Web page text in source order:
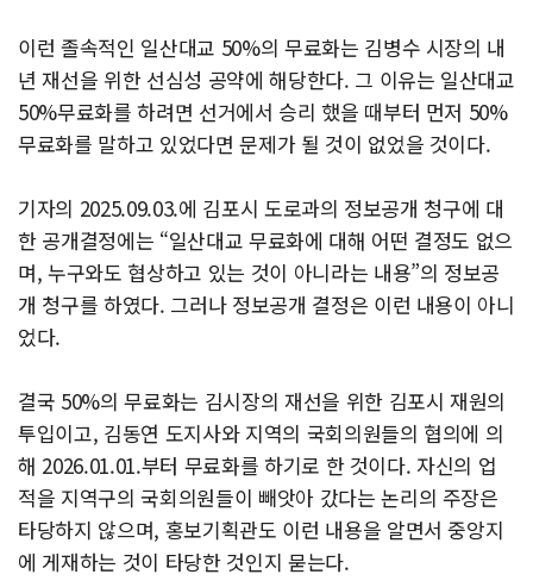
이런 졸속적인 일산대교 50%의 무료화는 김병수 시장의 내
년 재선을 위한 선심성 공약에 해당한다. 그 이유는 일산대교
50%무료화를 하려면 선거에서 승리 했을 때부터 먼저 50%
무료화를 말하고 있었다면 문제가 될 것이 없었을 것이다.
기자의 2025.09.03.에 김포시 도로과의 정보공개 청구에 대
한 공개결정에는 “일산대교 무료화에 대해 어떤 결정도 없으
며, 누구와도 협상하고 있는 것이 아니라는 내용”의 정보공
개 청구를 하였다. 그러나 정보공개 결정은 이런 내용이 아니
었다.
결국 50%의 무료화는 김시장의 재선을 위한 김포시 재원의
투입이고, 김동연 도지사와 지역의 국회의원들의 협의에 의
해 2026.01.01.부터 무료화를 하기로 한 것이다. 자신의 업
적을 지역구의 국회의원들이 빼앗아 갔다는 논리의 주장은
타당하지 않으며, 홍보기획관도 이런 내용을 알면서 중앙지
에 게재하는 것이 타당한 것인지 묻는다.